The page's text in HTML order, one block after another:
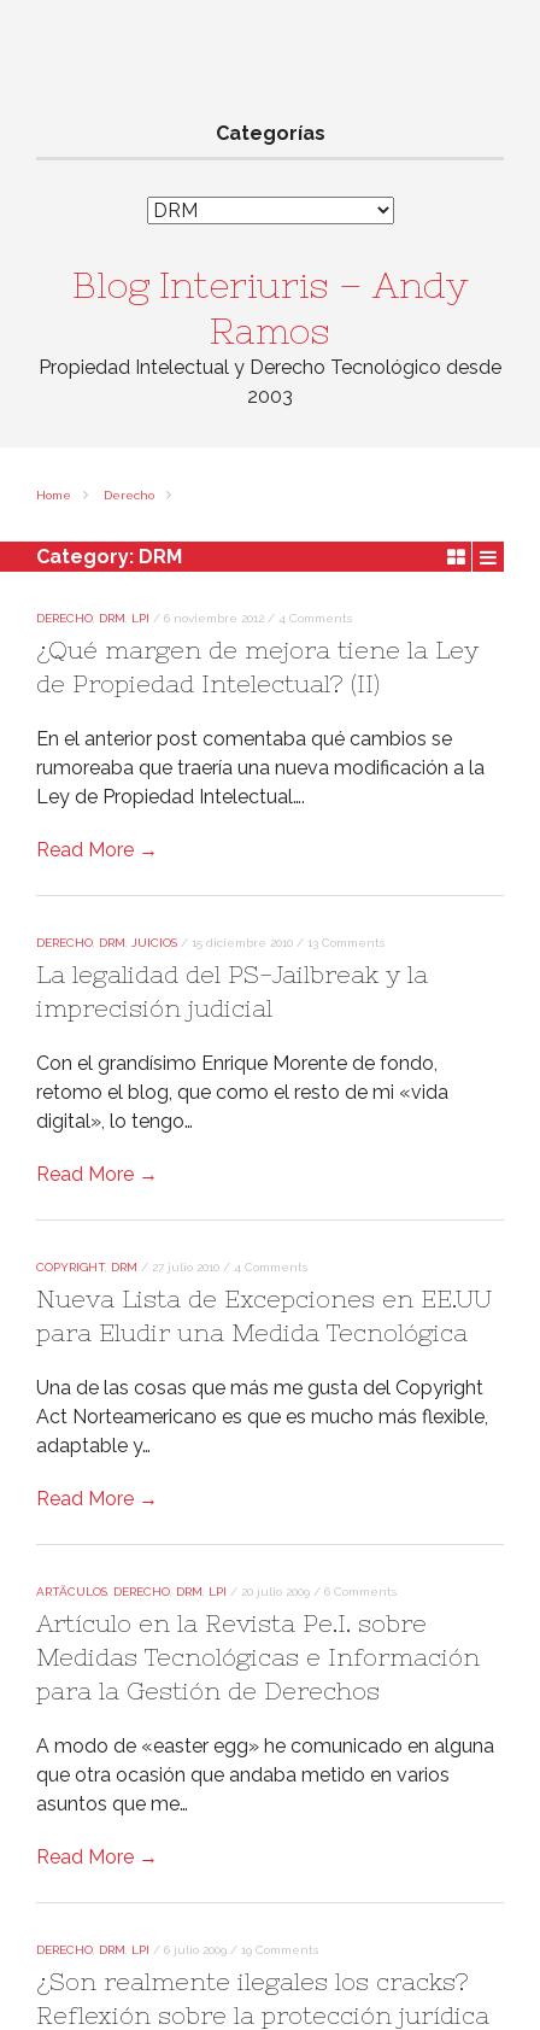
Categorías
Categorías
Blog Interiuris – Andy
Ramos
Propiedad Intelectual y Derecho Tecnológico desde
2003
Home Derecho
Category: DRM
DERECHO DRM LPI / 6 noviembre 2012 / 4 Comments
¿Qué margen de mejora tiene la Ley
de Propiedad Intelectual? (II)
En el anterior post comentaba qué cambios se
rumoreaba que traerí­a una nueva modificación a la
Ley de Propiedad Intelectual….
Read More →
DERECHO DRM JUICIOS / 15 diciembre 2010 / 13 Comments
La legalidad del PS-Jailbreak y la
imprecisión judicial
Con el grandí­simo Enrique Morente de fondo,
retomo el blog, que como el resto de mi «vida
digital», lo tengo…
Read More →
COPYRIGHT, DRM / 27 julio 2010 / 4 Comments
Nueva Lista de Excepciones en EE.UU
para Eludir una Medida Tecnológica
Una de las cosas que más me gusta del Copyright
Act Norteamericano es que es mucho más flexible,
adaptable y…
Read More →
ARTÃ­CULOS DERECHO DRM LPI / 20 julio 2009 / 6 Comments
Artí­culo en la Revista Pe.I. sobre
Medidas Tecnológicas e Información
para la Gestión de Derechos
A modo de «easter egg» he comunicado en alguna
que otra ocasión que andaba metido en varios
asuntos que me…
Read More →
DERECHO DRM LPI / 6 julio 2009 / 19 Comments
¿Son realmente ilegales los cracks?
Reflexión sobre la protección jurí­dica